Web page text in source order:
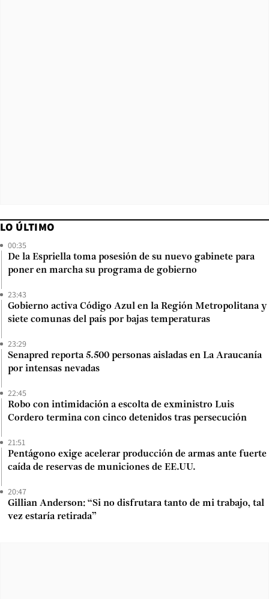
LO ÚLTIMO
00:35
De la Espriella toma posesión de su nuevo gabinete para
poner en marcha su programa de gobierno
23:43
Gobierno activa Código Azul en la Región Metropolitana y
siete comunas del país por bajas temperaturas
23:29
Senapred reporta 5.500 personas aisladas en La Araucanía
por intensas nevadas
22:45
Robo con intimidación a escolta de exministro Luis
Cordero termina con cinco detenidos tras persecución
21:51
Pentágono exige acelerar producción de armas ante fuerte
caída de reservas de municiones de EE.UU.
20:47
Gillian Anderson: “Si no disfrutara tanto de mi trabajo, tal
vez estaría retirada”